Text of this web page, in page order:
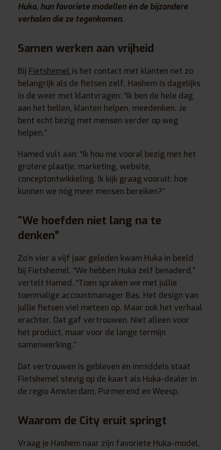
Huka, hun favoriete modellen én de bijzondere
verhalen die ze tegenkomen.
Samen werken aan vrijheid
Bij Fietshemel is het contact met klanten net zo
belangrijk als de fietsen zelf. Hashem is dagelijks
in de weer met klantvragen: “Ik ben de hele dag
aan het bellen, klanten helpen, meedenken. Je
bent echt bezig met mensen verder op weg
helpen.”
Hamed vult aan: “Ik hou me vooral bezig met het
grotere plaatje: marketing, website,
conceptontwikkeling. Ik kijk graag vooruit: hoe
kunnen we nóg meer mensen bereiken?”
“We hoefden niet lang na te
denken”
Zo’n vier à vijf jaar geleden kwam Huka in beeld
bij Fietshemel. “We hebben Huka zelf benaderd,”
vertelt Hamed. “Toen spraken we met jullie
toenmalige accountmanager Bas. Het design van
jullie fietsen viel meteen op. Maar ook het verhaal
erachter. Dat gaf vertrouwen. Niet alleen voor
het product, maar voor de lange termijn
samenwerking.”
Dat vertrouwen is gebleven en inmiddels staat
Fietshemel stevig op de kaart als Huka-dealer in
de regio Amsterdam, Purmerend en Weesp.
Waarom de City eruit springt
Vraag je Hashem naar zijn favoriete Huka-model,